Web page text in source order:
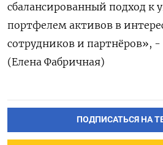
сбалансированный подход к
портфелем активов ‌в
сотрудников и партнёров»,
(Елена Фабричная)
ПОДПИСАТЬСЯ НА